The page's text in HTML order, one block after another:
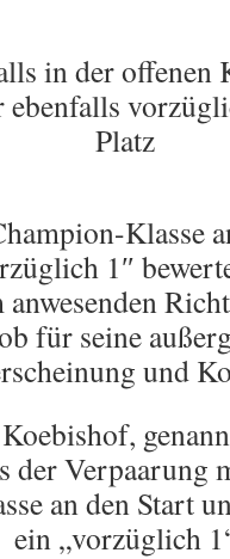
in der offenen
Platz
Klasse
1″
für seine
und
der Verpaarung
an den Start
ein „vorzüglich